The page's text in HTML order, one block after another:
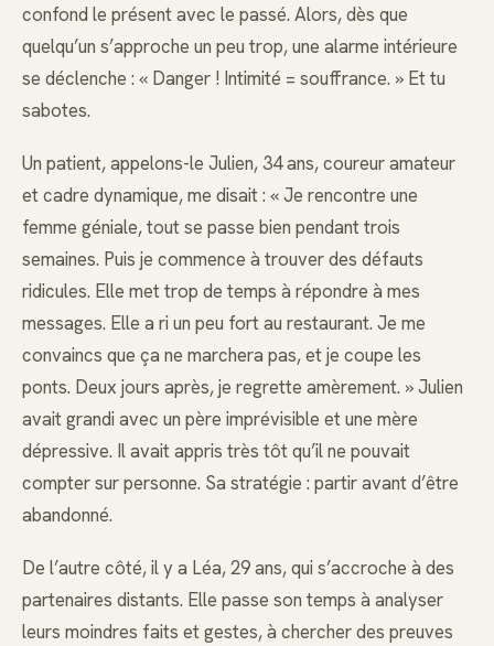
confond le présent avec le passé. Alors, dès que
quelqu’un s’approche un peu trop, une alarme intérieure
se déclenche : « Danger ! Intimité = souffrance. » Et tu
sabotes.
Un patient, appelons-le Julien, 34 ans, coureur amateur
et cadre dynamique, me disait : « Je rencontre une
femme géniale, tout se passe bien pendant trois
semaines. Puis je commence à trouver des défauts
ridicules. Elle met trop de temps à répondre à mes
messages. Elle a ri un peu fort au restaurant. Je me
convaincs que ça ne marchera pas, et je coupe les
ponts. Deux jours après, je regrette amèrement. » Julien
avait grandi avec un père imprévisible et une mère
dépressive. Il avait appris très tôt qu’il ne pouvait
compter sur personne. Sa stratégie : partir avant d’être
abandonné.
De l’autre côté, il y a Léa, 29 ans, qui s’accroche à des
partenaires distants. Elle passe son temps à analyser
leurs moindres faits et gestes, à chercher des preuves